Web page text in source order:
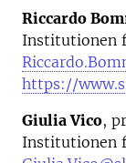
Riccardo
Institutionen
https://
Giulia Vico,
Institutionen